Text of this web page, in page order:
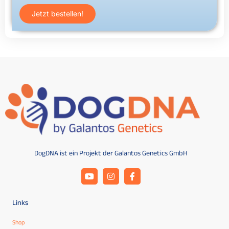
Jetzt bestellen!
DogDNA ist ein Projekt der Galantos Genetics GmbH
Links
Shop